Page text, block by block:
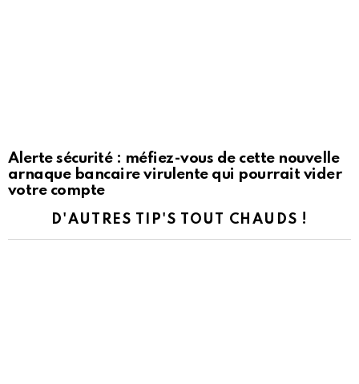
Alerte sécurité : méfiez-vous de cette nouvelle
arnaque bancaire virulente qui pourrait vider
votre compte
D'AUTRES TIP'S TOUT CHAUDS !